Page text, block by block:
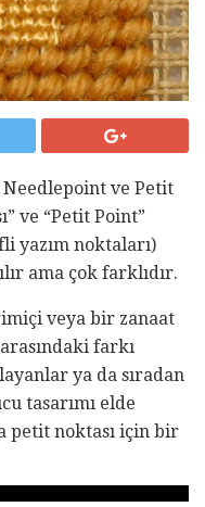
ve Petit
ve “Petit Point”
yazım noktaları)
ama çok farklıdır.
veya bir zanaat
farkı
ya da sıradan
tasarımı elde
petit noktası için bir